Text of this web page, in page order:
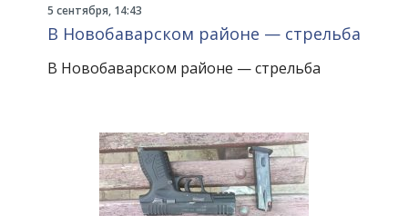
5 сентября, 14:43
В Новобаварском районе — стрельба
В Новобаварском районе — стрельба